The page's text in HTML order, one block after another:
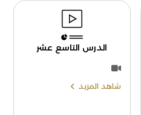
الدرس التاسع عشر
شاهد المزيد